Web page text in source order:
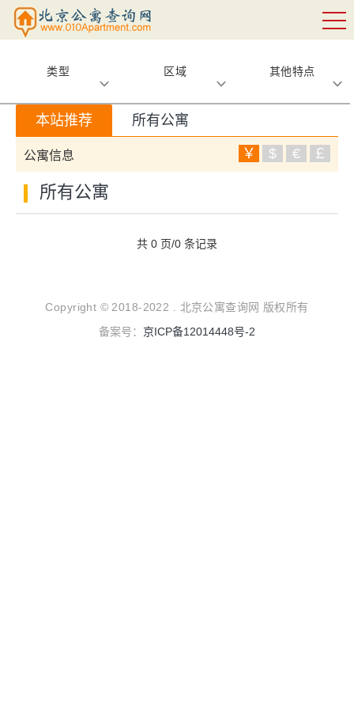
类型 区域 其他特点
本站推荐 所有公寓
公寓信息 ￥ $ € ￡
所有公寓
共 0 页/0 条记录
Copyright © 2018-2022 . 北京公寓查询网 版权所有
备案号： 京ICP备12014448号-2